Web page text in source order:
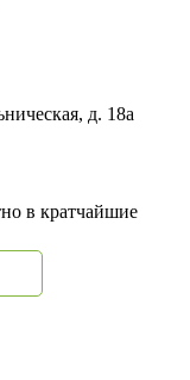
д. 18а
в кратчайшие